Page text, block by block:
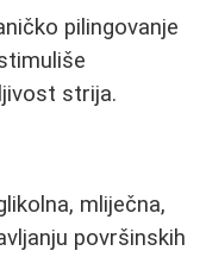
pilingovanje
strija.
mliječna,
površinskih